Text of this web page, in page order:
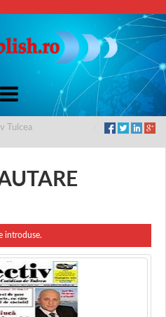
Tulcea
introduse.